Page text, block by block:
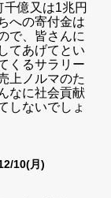
億又は1兆円
への寄付金は
で、皆さんに
てあげてとい
くるサラリー
上ノルマのた
なに社会貢献
しないでしょ
10(月)